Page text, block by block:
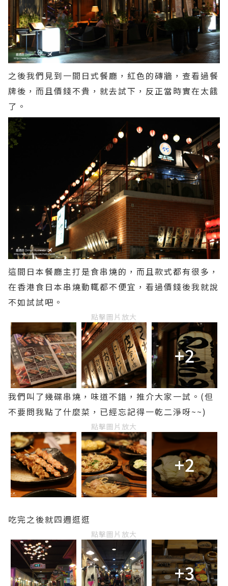
之後我們見到一間日式餐廳，紅色的磚牆，查看過餐
牌後，而且價錢不貴，就去試下，反正當時實在太餓
了。
這間日本餐廳主打是食串燒的，而且款式都有很多，
在香港食日本串燒動輒都不便宜，看過價錢後我就說
不如試試吧。
點擊圖片放大
+2
我們叫了幾碟串燒，味道不錯，推介大家一試。(但
不要問我點了什麼菜，已經忘記得一乾二淨呀~~)
點擊圖片放大
+2
吃完之後就四週逛逛
點擊圖片放大
+3